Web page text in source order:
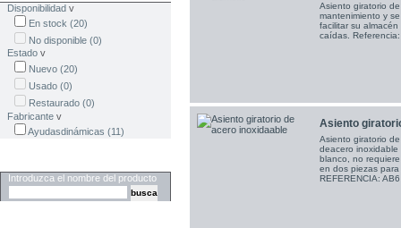
Disponibilidad v
En stock (20)
No disponible (0)
Estado v
Nuevo (20)
Usado (0)
Restaurado (0)
Fabricante v
Ayudasdinámicas (11)
Introduzca el nombre del producto
Asiento giratorio
mantenimiento y
facilitar su
caídas. Referencia:
Asiento
Asiento giratorio
deacero inoxidable
blanco, no
en dos piezas
REFERENCIA: AB6